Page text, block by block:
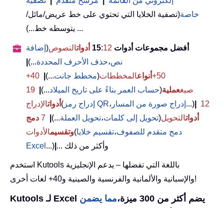
خاصة(تصفية الخلايا التي تحتوي على خط عريض/مائل/
يتوسطه خط...) ...
أفضل مجموعات أدوات 15 :12 أدواتالنصوص( إضافة
نص،حذف الأحرف المحددة...)
50+
أنواعالمخططات(مخطط جانت...)
40+
صيغعملية(حساب العمر بناءً على تاريخ الميلاد...)
19
أدواتالإدراج ( إدراج رمز QR، إدراج صورة من المسار ...)
12
أدواتالتحويل(تحويل إلى كلمات،تحويل العملة...)
7 دمج
وتقسيمالأدوات ( دمج متقدم للصفوف،تقسيم خلايا
Excel ...) ... وأكثر من ذلك
استخدم Kutools باللغة التي تفضلها – يدعم الإنجليزية
والإسبانية والألمانية والفرنسية والصينية و40+ لغات أخرى!
Kutools لـ Excel يضم أكثر من 300 ميزة،
مما يضمن